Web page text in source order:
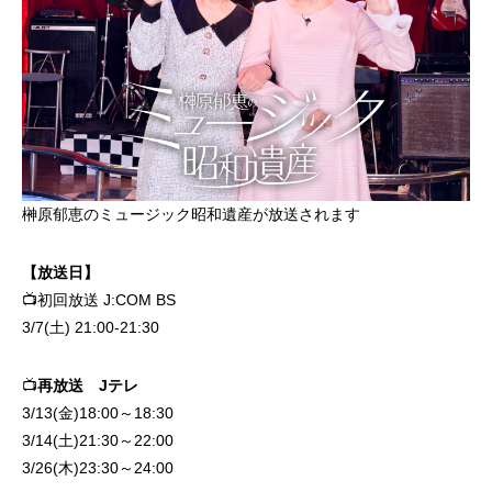
榊原郁恵のミュージック昭和遺産が放送されます
【放送日】
📺初回放送 J:COM BS
3/7(土) 21:00-21:30
📺再放送 Jテレ
3/13(金)18:00～18:30
3/14(土)21:30～22:00
3/26(木)23:30～24:00